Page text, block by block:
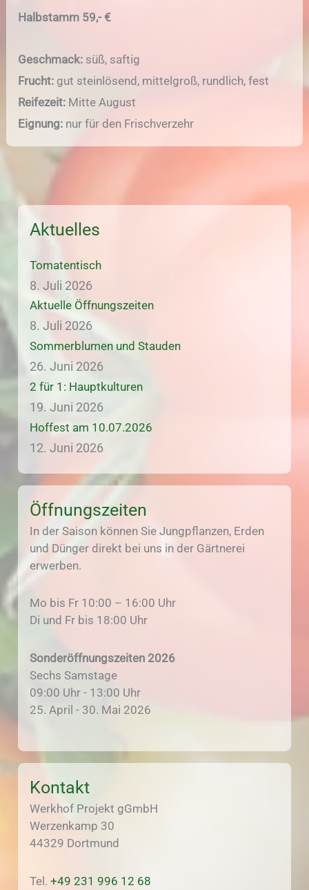
Halbstamm 59,- €
Geschmack: süß, saftig
Frucht: gut steinlösend, mittelgroß, rundlich, fest
Reifezeit: Mitte August
Eignung: nur für den Frischverzehr
Aktuelles
Tomatentisch
8. Juli 2026
Aktuelle Öffnungszeiten
8. Juli 2026
Sommerblumen und Stauden
26. Juni 2026
2 für 1: Hauptkulturen
19. Juni 2026
Hoffest am 10.07.2026
12. Juni 2026
Öffnungszeiten
In der Saison können Sie Jungpflanzen, Erden
und Dünger direkt bei uns in der Gärtnerei
erwerben.
Mo bis Fr 10:00 – 16:00 Uhr
Di und Fr bis 18:00 Uhr
Sonderöffnungszeiten 2026
Sechs Samstage
09:00 Uhr - 13:00 Uhr
25. April - 30. Mai 2026
Kontakt
Werkhof Projekt gGmbH
Werzenkamp 30
44329 Dortmund
Tel.+49 231 996 12 68